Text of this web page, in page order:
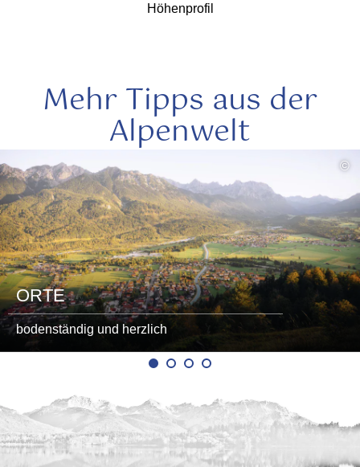
Höhenprofil
Mehr Tipps aus der
Alpenwelt
©
ORTE
bodenständig und herzlich